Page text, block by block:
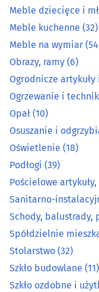
Kowale(2)
Łazienki -
Markety budowlane
Meble - akcesoria
Meble - sklepy(62)
Meble biurowe(13)
Meble dziecięce i
Meble kuchenne
Meble na wymiar (54)
Meble dziecięce i
Meble kuchenne (32)
Meble na wymiar
Obrazy, ramy (6)
Ogrodnicze
Ogrzewanie i
Opał (10)
Osuszanie i
Oświetlenie (18)
Podłogi (39)
Pościelowe artykuły,
Sanitarno-
Schody, balustrady,
Spółdzielnie
Stolarstwo (32)
Szkło budowlane (11)
Szkło ozdobne i